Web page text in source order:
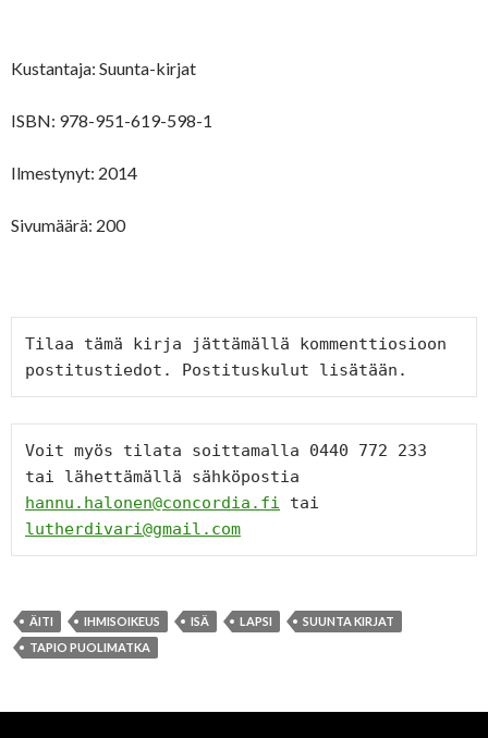
Kustantaja: Suunta-kirjat
ISBN: 978-951-619-598-1
Ilmestynyt: 2014
Sivumäärä: 200
Tilaa tämä kirja jättämällä kommenttiosioon
postitustiedot. Postituskulut lisätään.
Voit myös tilata soittamalla 0440 772 233
hannu.halonen@concordia.fi
lutherdivari@gmail.com
ÄITI IHMISOIKEUS ISÄ LAPSI
SUUNTA KIRJAT
TAPIO PUOLIMATKA